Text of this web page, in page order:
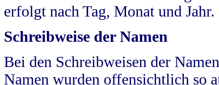
erfolgt nach Tag, Monat und Jahr.
Schreibweise der Namen
Bei den Schreibweisen der
Namen wurden offensichtlich so